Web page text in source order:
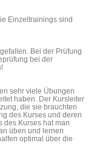
Einzeltrainings sind
Bei der Prüfung
bei der
sehr viele Übungen
haben. Der Kursleiter
die sie brauchten
des Kurses und deren
des Kurses hat man
üben und lernen
optimal über die